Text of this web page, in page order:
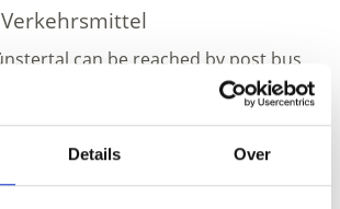
Details Over
can be reached by post bus
at the train station in Mals.